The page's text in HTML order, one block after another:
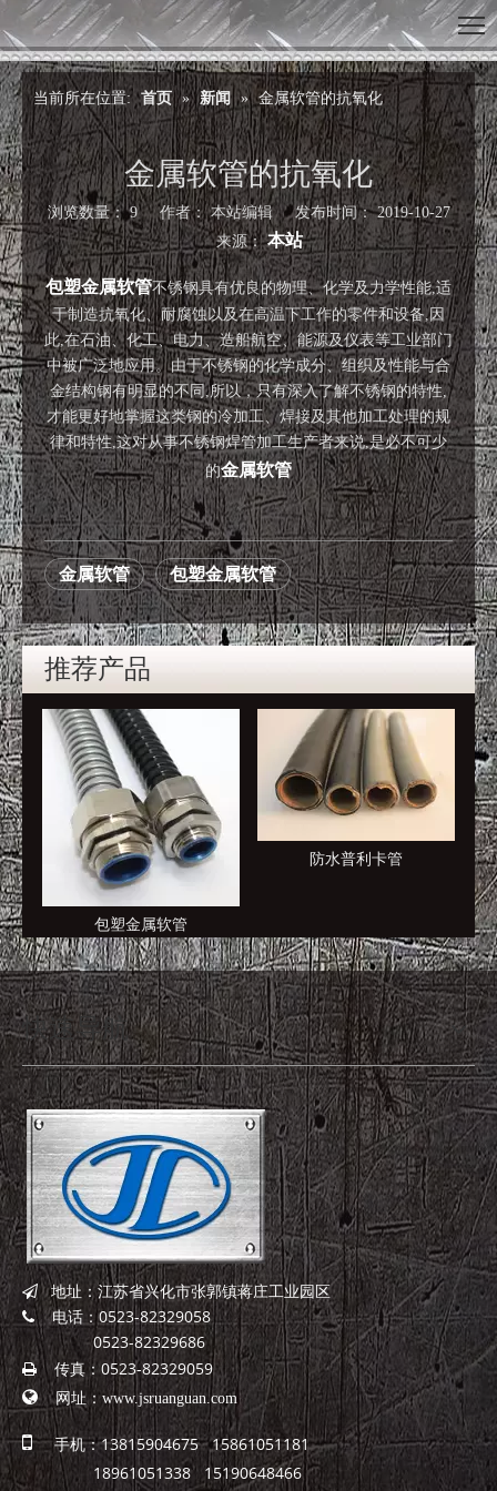
当前所在位置: 首页 » 新闻 » 金属软管的抗氧化
金属软管的抗氧化
浏览数量：9作者： 本站编辑 发布时间： 2019-10-27
来源：本站
["wechat","weibo","qzone","douban","email"]
包塑金属软管不锈钢具有优良的物理、化学及力学性能,适
于制造抗氧化、耐腐蚀以及在高温下工作的零件和设备,因
此,在石油、化工、电力、造船航空、能源及仪表等工业部门
中被广泛地应用。由于不锈钢的化学成分、组织及性能与合
金结构钢有明显的不同,所以，只有深入了解不锈钢的特性,
才能更好地掌握这类钢的冷加工、焊接及其他加工处理的规
律和特性,这对从事不锈钢焊管加工生产者来说,是必不可少
的金属软管
金属软管 包塑金属软管
推荐产品
包塑金属软管
防水普利卡管
快速导航
地址：江苏省兴化市张郭镇蒋庄工业园区
电话：0523-82329058
0523-82329686
传真：0523-82329059
 网址：www.jsruanguan.com

手机：13815904675 15861051181
18961051338 15190648466